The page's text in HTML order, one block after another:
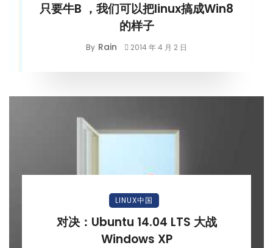
只要牛B ，我们可以把linux搞成Win8
的样子
By Rain 2014 年 4 月 2 日
LINUX中国
对决：Ubuntu 14.04 LTS 大战
Windows XP